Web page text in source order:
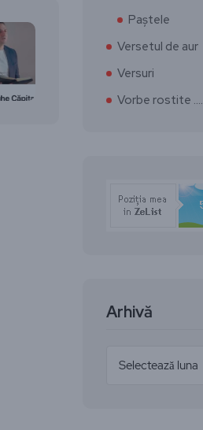
Paștele
Versetul de aur
Versuri
Vorbe rostite ….
Arhivă